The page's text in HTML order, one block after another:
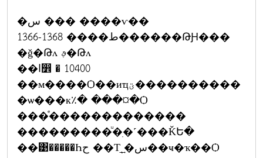
�س ��� ����ѵ��
1366-1368 ����ط������ԹԨ���
�ǧ�Թᴧ ࢵ�Թᴧ
��ا෾ � 10400
��м����Ѻ��иҵؾ����������
�ѡ���к٪� ���¤�Ѻ
���ͤ�������������
���������ͧ�ִ�˹���ǨԵ�
��͹�����Һح ��Т͢ͺ�س��ҹ�ҡ��Ѻ